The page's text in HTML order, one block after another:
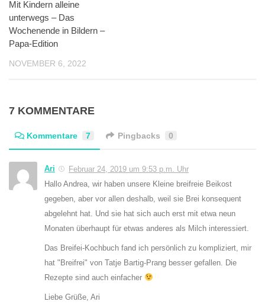
Mit Kindern alleine
unterwegs – Das
Wochenende in Bildern –
Papa-Edition
NOVEMBER 6, 2022
7 KOMMENTARE
Kommentare 7 Pingbacks 0
Ari
Februar 24, 2019 um 9:53 p.m. Uhr
Hallo Andrea, wir haben unsere Kleine breifreie Beikost
gegeben, aber vor allen deshalb, weil sie Brei konsequent
abgelehnt hat. Und sie hat sich auch erst mit etwa neun
Monaten überhaupt für etwas anderes als Milch interessiert.
Das Breifei-Kochbuch fand ich persönlich zu kompliziert, mir
hat "Breifrei" von Tatje Bartig-Prang besser gefallen. Die
Rezepte sind auch einfacher
Liebe Grüße, Ari